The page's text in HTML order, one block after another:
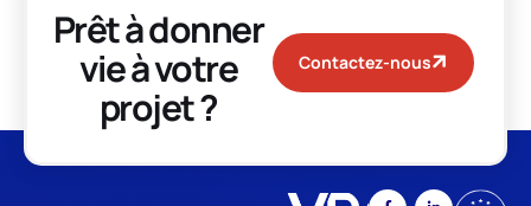
Prêt à donner
vie à votre
projet ?
Contactez-nous